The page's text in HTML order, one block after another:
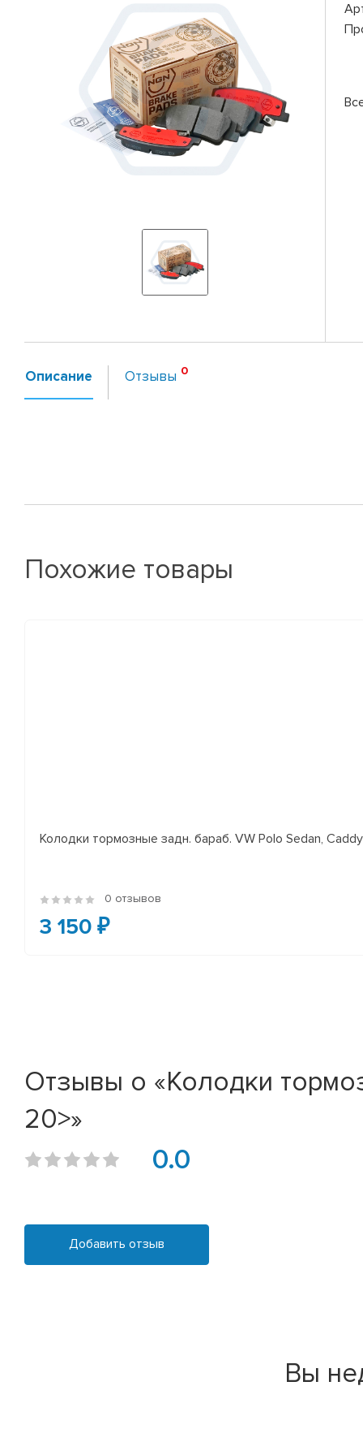
Описание Отзывы
Похожие товары
Колодки тормозные задн. бараб. VW Polo Sedan, Caddy
0 отзывов
3 150 ₽
Отзывы о «Колодки
20>»
0.0
Добавить отзыв
Вы